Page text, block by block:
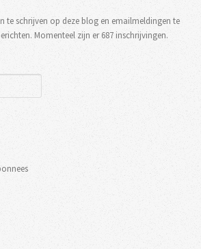
te schrijven op deze blog en emailmeldingen te
Momenteel zijn er 687 inschrijvingen.